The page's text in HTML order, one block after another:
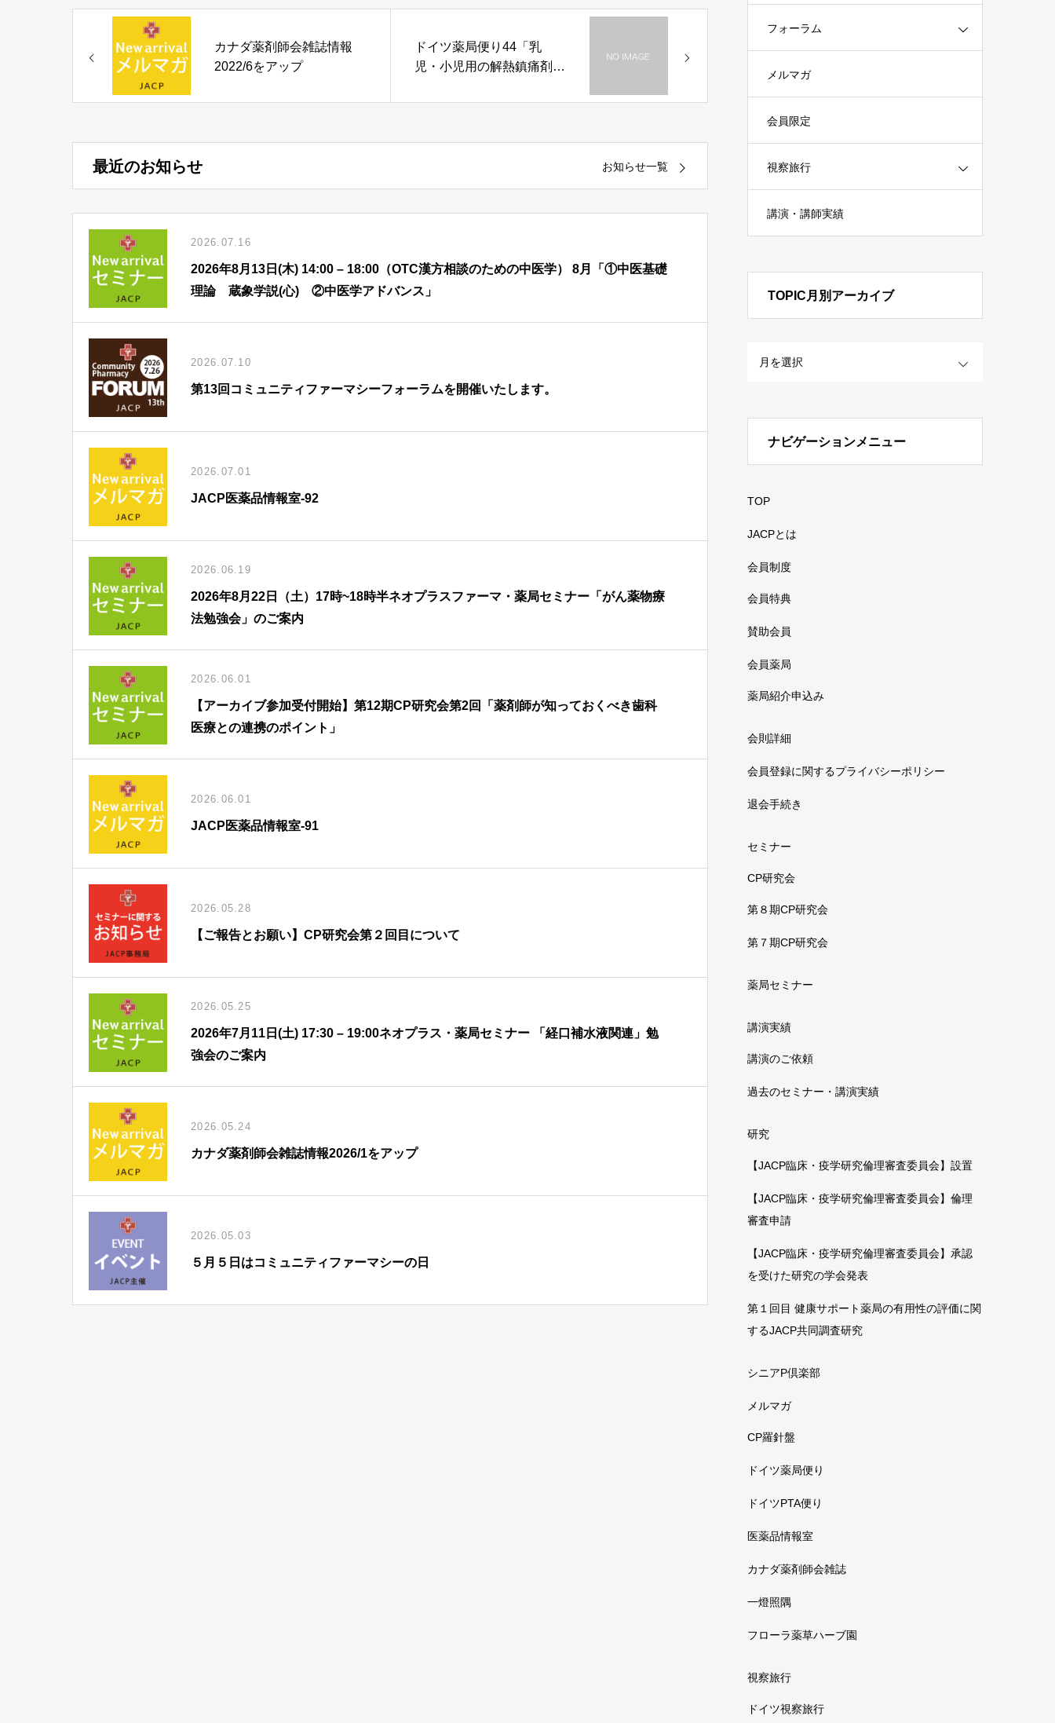
カナダ薬剤師会雑誌情報
2022/6をアップ
ドイツ薬局便り44「乳
児・小児用の解熱鎮痛剤が
た。
最近のお知らせ お知らせ一覧
2026.07.16
2026年8月13日(木) 14:00 – 18:00（OTC漢方相談のための中医学） 8月「①中医基礎
理論 蔵象学説(心) ②中医学アドバンス」
2026.07.10
第13回コミュニティファーマシーフォーラムを開催いたします。
2026.07.01
JACP医薬品情報室-92
2026.06.19
2026年8月22日（土）17時~18時半ネオプラスファーマ・薬局セミナー「がん薬物療
法勉強会」のご案内
2026.06.01
【アーカイブ参加受付開始】第12期CP研究会第2回「薬剤師が知っておくべき歯科
医療との連携のポイント」
2026.06.01
JACP医薬品情報室-91
2026.05.28
【ご報告とお願い】CP研究会第２回目について
2026.05.25
2026年7月11日(土) 17:30 – 19:00ネオプラス・薬局セミナー 「経口補水液関連」勉
強会のご案内
2026.05.24
カナダ薬剤師会雑誌情報2026/1をアップ
2026.05.03
５月５日はコミュニティファーマシーの日
フォーラム
メルマガ
会員限定
視察旅行
講演・講師実績
TOPIC月別アーカイブ
ナビゲーションメニュー
TOP
JACPとは
会員制度
会員特典
賛助会員
会員薬局
薬局紹介申込み
会則詳細
会員登録に関するプライバシーポリシー
退会手続き
セミナー
CP研究会
第８期CP研究会
第７期CP研究会
薬局セミナー
講演実績
講演のご依頼
過去のセミナー・講演実績
研究
【JACP臨床・疫学研究倫理審査委員会】設置
【JACP臨床・疫学研究倫理審査委員会】倫理
審査申請
【JACP臨床・疫学研究倫理審査委員会】承認
を受けた研究の学会発表
第１回目 健康サポート薬局の有用性の評価に関
するJACP共同調査研究
シニアP倶楽部
メルマガ
CP羅針盤
ドイツ薬局便り
ドイツPTA便り
医薬品情報室
カナダ薬剤師会雑誌
一燈照隅
フローラ薬草ハーブ園
視察旅行
ドイツ視察旅行